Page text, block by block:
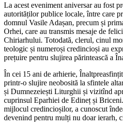
La acest eveniment aniversar au fost
autorităților publice locale, între care
domnul Vasile Adașan, precum și
Orhei, care au transmis mesaje de
Chiriarhului. Totodată, clerul, cinul
teologic și numeroși credincioși au
prețuire pentru slujirea părintească a
În cei 15 ani de arhierie,
printr-o slujire neobosită la sfintele
și Dumnezeiești Liturghii și vizitînd
cuprinsul Eparhiei de Edineț și
mijlocul credincioșilor, a cunoscut
devenind pentru mulți nu doar ierarh,